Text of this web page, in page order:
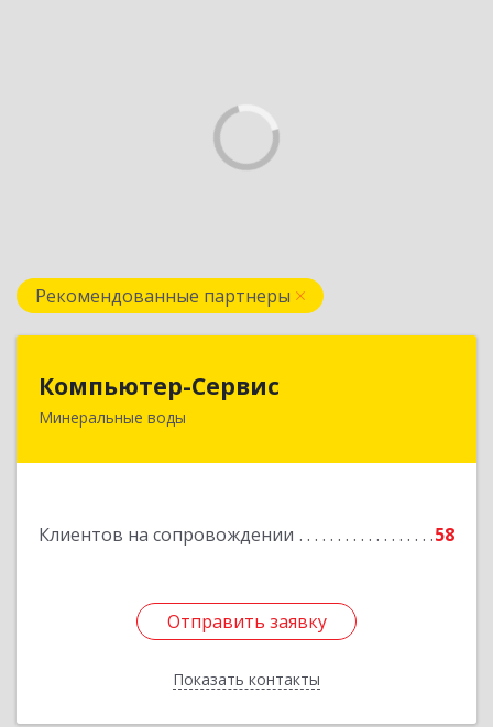
Рекомендованные партнеры
Компьютер-Сервис
Минеральные воды
Клиентов на сопровождении 58
Отправить заявку
Показать контакты
357202, Ставропольский край, Минеральные
Отправить заявку
Назад